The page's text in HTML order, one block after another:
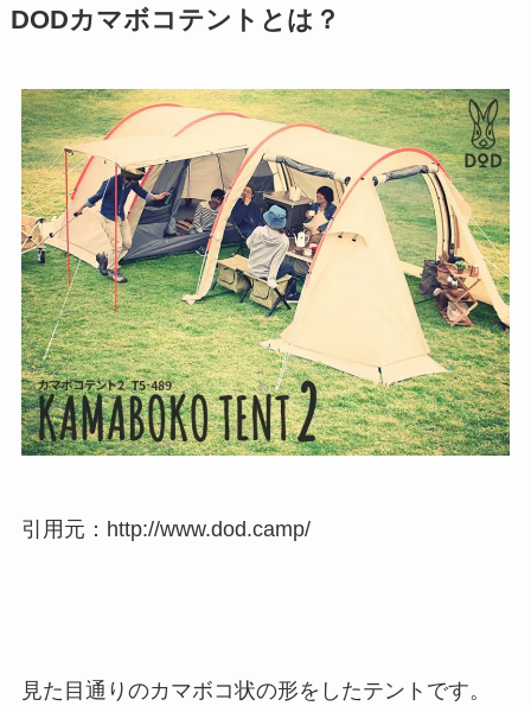
DODカマボコテントとは？
引用元：http://www.dod.camp/
見た目通りのカマボコ状の形をしたテントです。